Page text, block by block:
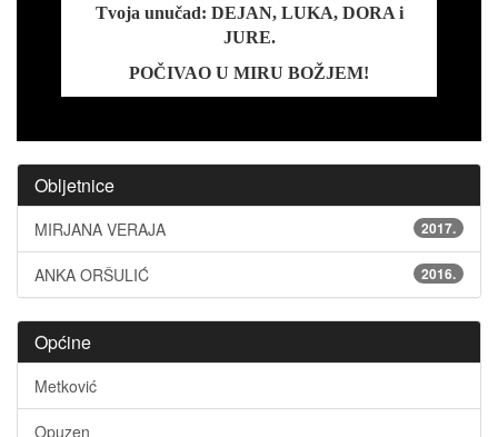
Tvoja unučad: DEJAN, LUKA, DORA i
JURE.
POČIVAO U MIRU BOŽJEM!
Obljetnice
MIRJANA VERAJA 2017.
ANKA ORŠULIĆ 2016.
Općine
Metković
Opuzen